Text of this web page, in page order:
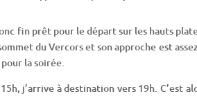
fin prêt pour le départ sur les hauts
du Vercors et son approche est
la soirée.
j’arrive à destination vers 19h. C’est